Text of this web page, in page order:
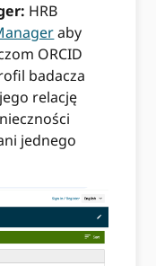
HRB
aby
ORCID
badacza
relację
jednego